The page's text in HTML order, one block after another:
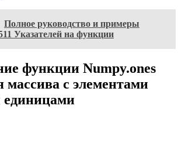
Полное руководство и примеры
Указателей на функции
функции Numpy.ones
массива с элементами
единицами